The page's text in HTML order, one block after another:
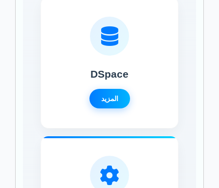
DSpace
المزيد